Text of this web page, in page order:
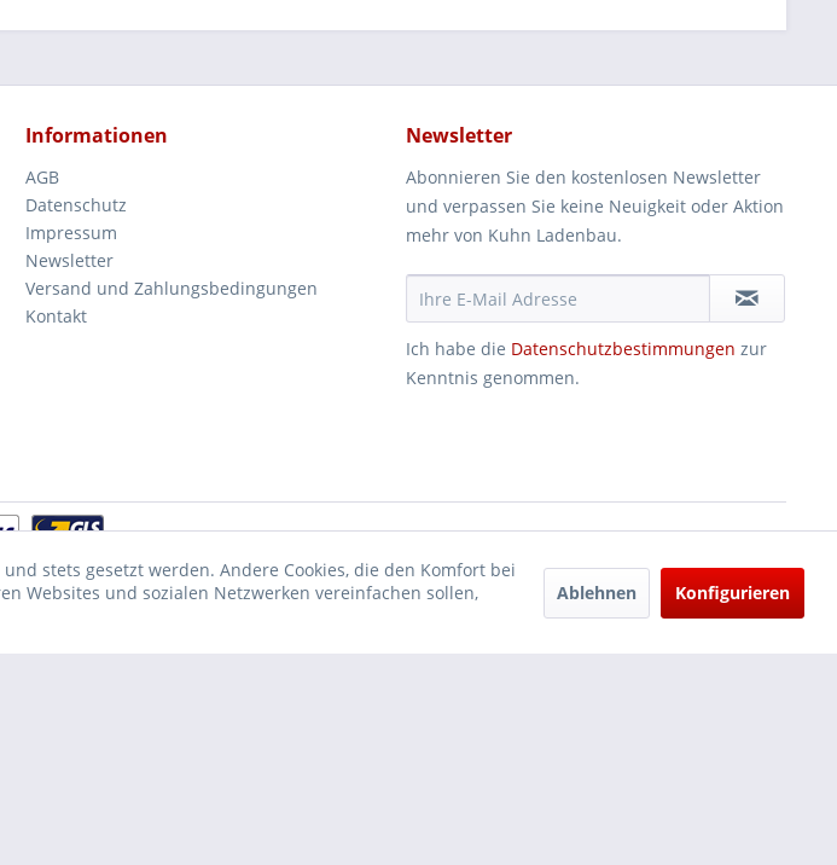
Informationen
AGB
Datenschutz
Impressum
Newsletter
Versand und Zahlungsbedingungen
Kontakt
Newsletter
Abonnieren Sie den kostenlosen Newsletter
und verpassen Sie keine Neuigkeit oder Aktion
mehr von Kuhn Ladenbau.
Ich habe die Datenschutzbestimmungen zur
Kenntnis genommen.
sich alle Preise zzgl. Mehrwertsteuer und
und ggf. Nachnahmegebühren, wenn nicht anders
stets gesetzt werden. Andere Cookies, die den Komfort bei
Websites und sozialen Netzwerken vereinfachen sollen,
Ablehnen Konfigurieren